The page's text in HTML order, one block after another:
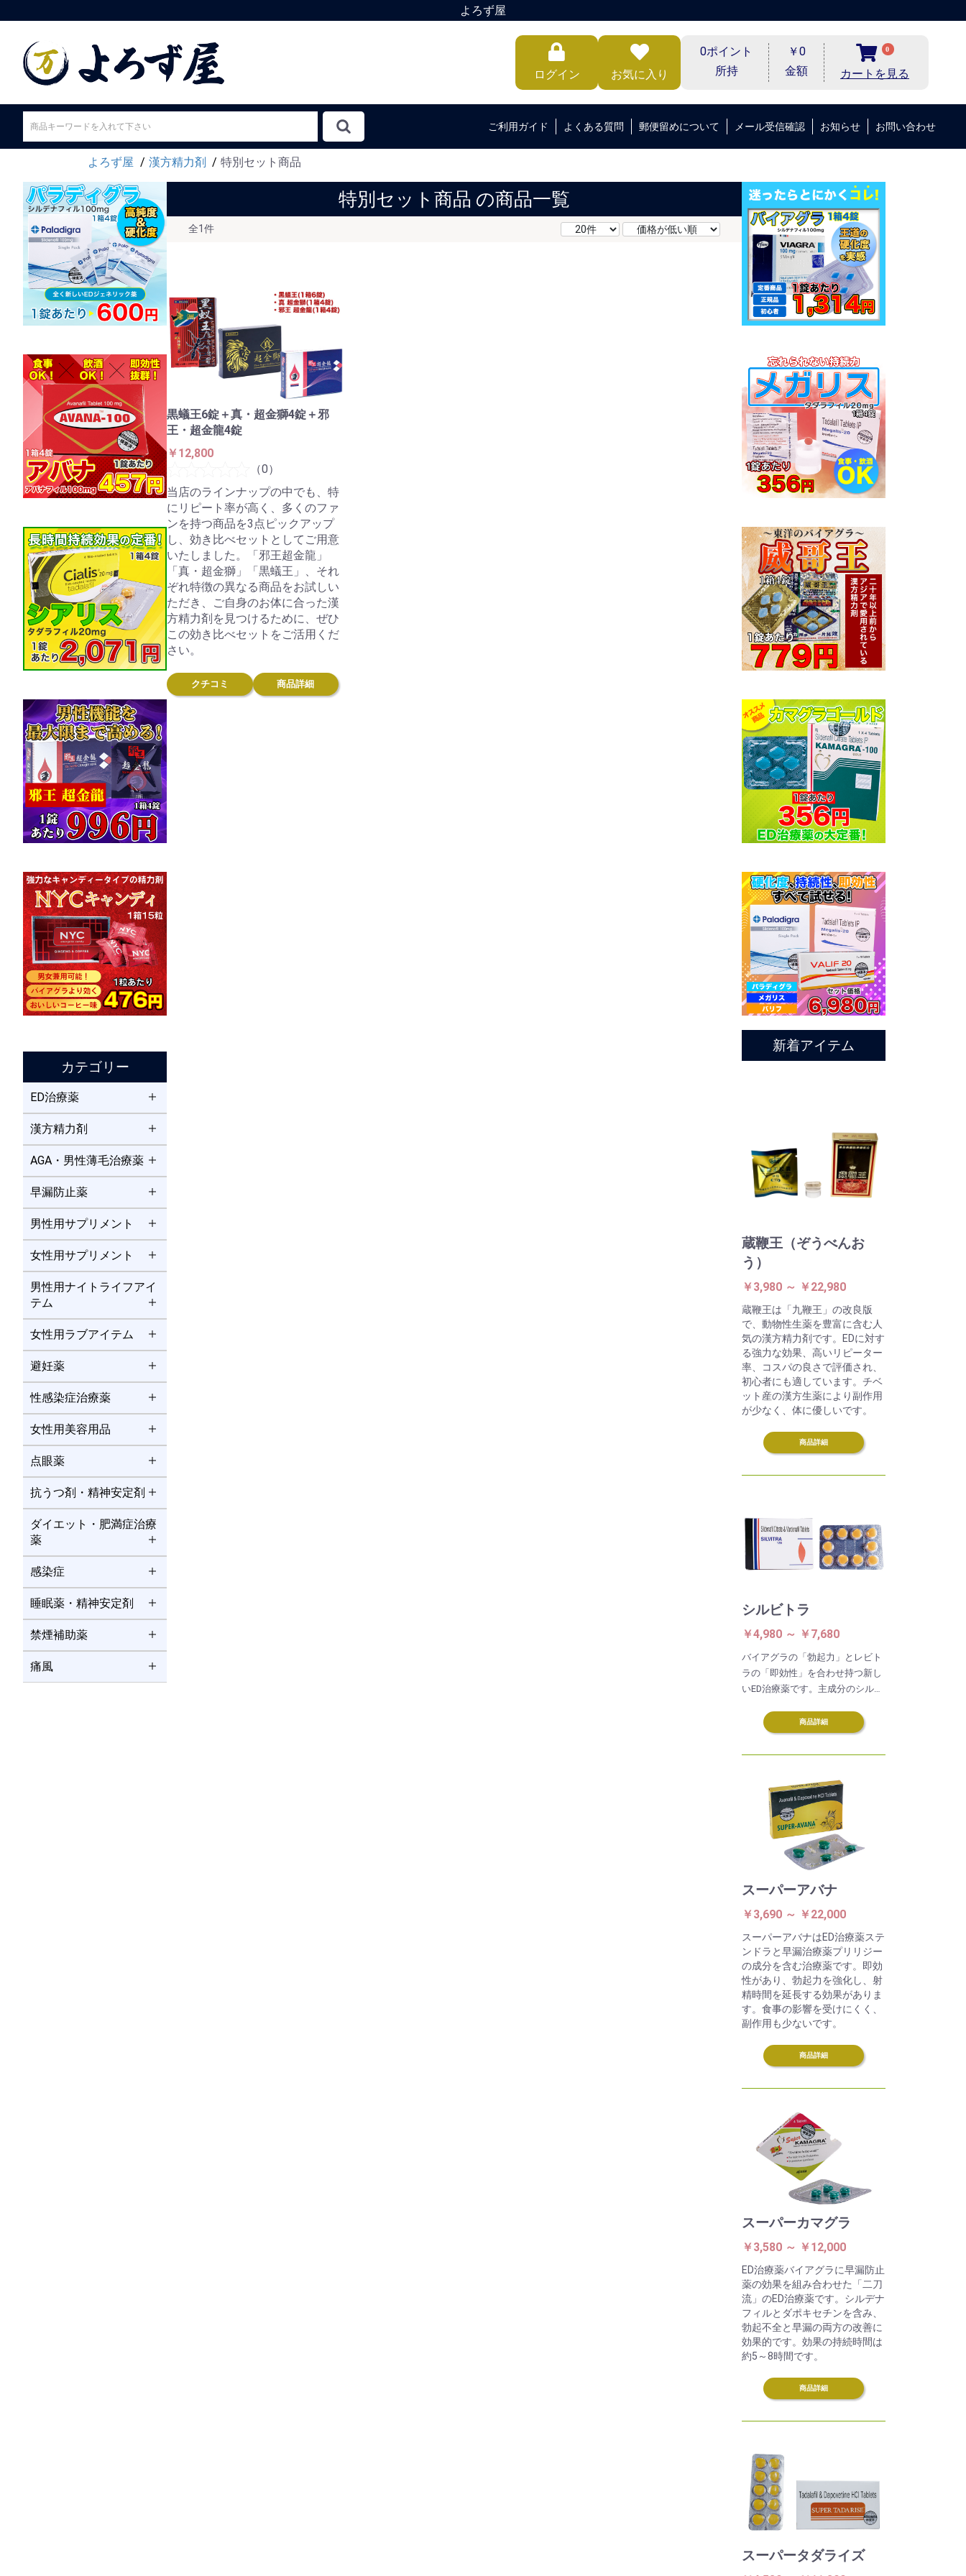
よろず屋
ログイン お気に入り
0ポイント
所持
￥0
金額
0
カートを見る
ご利用ガイド よくある質問 郵便留めについて メール受信確認 お知らせ お問い合わせ
よろず屋 漢方精力剤 特別セット商品
カテゴリー
ED治療薬
漢方精力剤
AGA・男性薄毛治療薬
早漏防止薬
男性用サプリメント
女性用サプリメント
男性用ナイトライフアイ
テム
女性用ラブアイテム
避妊薬
性感染症治療薬
女性用美容用品
点眼薬
抗うつ剤・精神安定剤
ダイエット・肥満症治療
薬
感染症
睡眠薬・精神安定剤
禁煙補助薬
痛風
特別セット商品 の商品一覧
全1件
黒蟻王6錠＋真・超金獅4錠＋邪
王・超金龍4錠
￥12,800
（0）
当店のラインナップの中でも、特
にリピート率が高く、多くのファ
ンを持つ商品を3点ピックアップ
し、効き比べセットとしてご用意
いたしました。「邪王超金龍」
「真・超金獅」「黒蟻王」、それ
ぞれ特徴の異なる商品をお試しい
ただき、ご自身のお体に合った漢
方精力剤を見つけるために、ぜひ
この効き比べセットをご活用くだ
さい。
クチコミ 商品詳細
新着アイテム
蔵鞭王（ぞうべんお
う）
￥3,980 ～ ￥22,980
蔵鞭王は「九鞭王」の改良版
で、動物性生薬を豊富に含む人
気の漢方精力剤です。EDに対す
る強力な効果、高いリピーター
率、コスパの良さで評価され、
初心者にも適しています。チベ
ット産の漢方生薬により副作用
が少なく、体に優しいです。
商品詳細
シルビトラ
￥4,980 ～ ￥7,680
バイアグラの「勃起力」とレビト
ラの「即効性」を合わせ持つ新し
いED治療薬です。主成分のシルデ
起を支援する酵素PDE-5を抑制
し、陰茎の血管拡張と海綿体組織
の弛緩を促進します。その効果は
商品詳細
スーパーアバナ
￥3,690 ～ ￥22,000
スーパーアバナはED治療薬ステ
ンドラと早漏治療薬プリリジー
の成分を含む治療薬です。即効
性があり、勃起力を強化し、射
精時間を延長する効果がありま
す。食事の影響を受けにくく、
副作用も少ないです。
商品詳細
スーパーカマグラ
￥3,580 ～ ￥12,000
ED治療薬バイアグラに早漏防止
薬の効果を組み合わせた「二刀
流」のED治療薬です。シルデナ
フィルとダポキセチンを含み、
勃起不全と早漏の両方の改善に
効果的です。効果の持続時間は
約5～8時間です。
商品詳細
スーパータダライズ